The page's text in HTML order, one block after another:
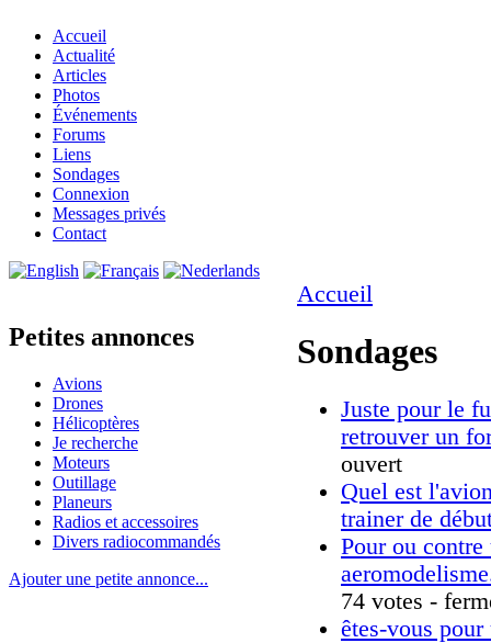
Accueil
Actualité
Articles
Photos
Événements
Forums
Liens
Sondages
Connexion
Messages privés
Contact
Petites annonces
Avions
Drones
Hélicoptères
Je recherche
Moteurs
Outillage
Planeurs
Radios et accessoires
Divers radiocommandés
Ajouter une petite annonce...
Accueil
Sondages
Juste pour le
retrouver un
ouvert
Quel est
trainer de
Pour ou contre
74 votes -
êtes-vous pour